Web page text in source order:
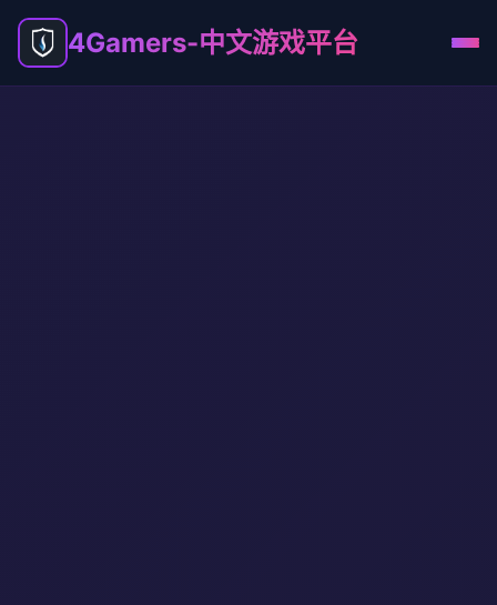
4Gamers-中文游戏平台